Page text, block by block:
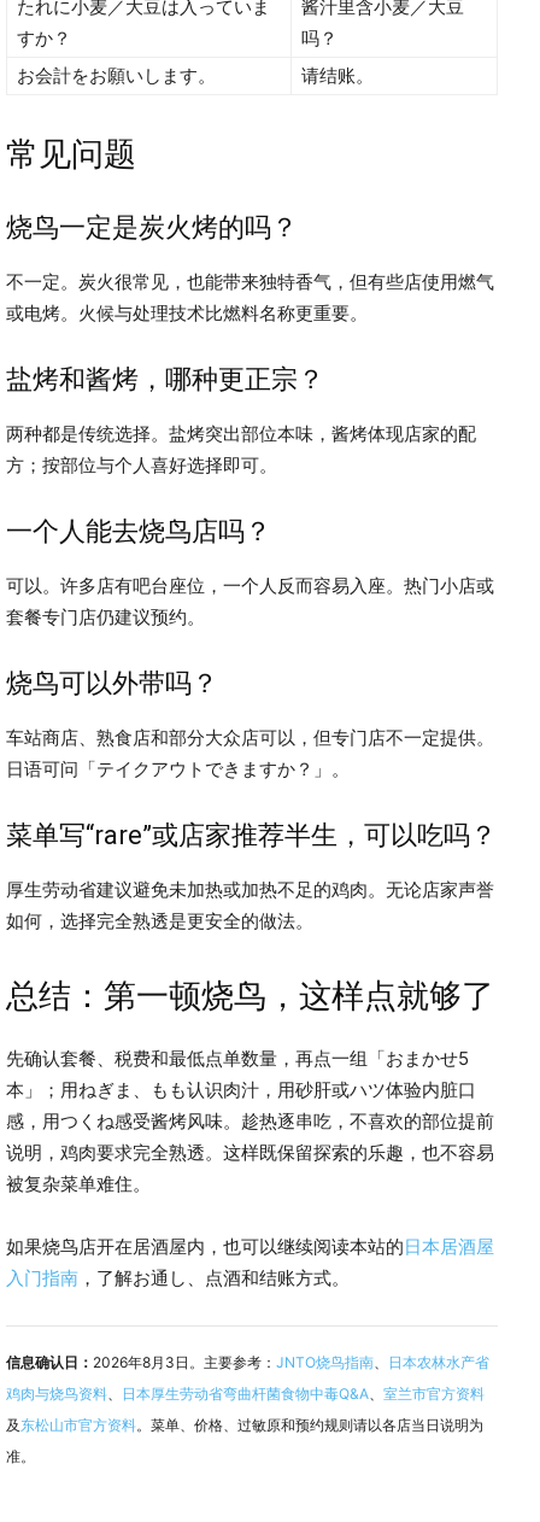
たれに小麦／大豆は入っていま
すか？
酱汁里含小麦／大豆
吗？
お会計をお願いします。
请结账。
常见问题
烧鸟一定是炭火烤的吗？
不一定。炭火很常见，也能带来独特香气，但有些店使用燃气
或电烤。火候与处理技术比燃料名称更重要。
盐烤和酱烤，哪种更正宗？
两种都是传统选择。盐烤突出部位本味，酱烤体现店家的配
方；按部位与个人喜好选择即可。
一个人能去烧鸟店吗？
可以。许多店有吧台座位，一个人反而容易入座。热门小店或
套餐专门店仍建议预约。
烧鸟可以外带吗？
车站商店、熟食店和部分大众店可以，但专门店不一定提供。
日语可问「テイクアウトできますか？」。
菜单写“rare”或店家推荐半生，可以吃吗？
厚生劳动省建议避免未加热或加热不足的鸡肉。无论店家声誉
如何，选择完全熟透是更安全的做法。
总结：第一顿烧鸟，这样点就够了
先确认套餐、税费和最低点单数量，再点一组「おまかせ5
本」；用ねぎま、もも认识肉汁，用砂肝或ハツ体验内脏口
感，用つくね感受酱烤风味。趁热逐串吃，不喜欢的部位提前
说明，鸡肉要求完全熟透。这样既保留探索的乐趣，也不容易
被复杂菜单难住。
如果烧鸟店开在居酒屋内，也可以继续阅读本站的日本居酒屋
入门指南 ，了解お通し、点酒和结账方式。
信息确认日： 2026年8月3日。主要参考： JNTO烧鸟指南、
日本农林水产省
鸡肉与烧鸟资料、 日本厚生劳动省弯曲杆菌食物中毒Q&A、 室兰市官方资料
及 东松山市官方资料。菜单、价格、过敏原和预约规则请以各店当日说明为
准。